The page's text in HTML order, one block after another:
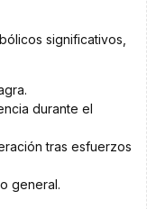
significativos,
durante el
tras esfuerzos
general.